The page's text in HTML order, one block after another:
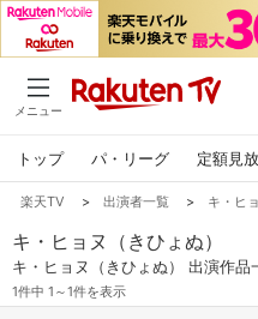
メニュー
トップ パ・リーグ 定額見
楽天TV > 出演者一覧 > キ・ヒ
キ・ヒョヌ（きひょぬ）
キ・ヒョヌ（きひょぬ） 出演作品
1件中 1～1件を表示